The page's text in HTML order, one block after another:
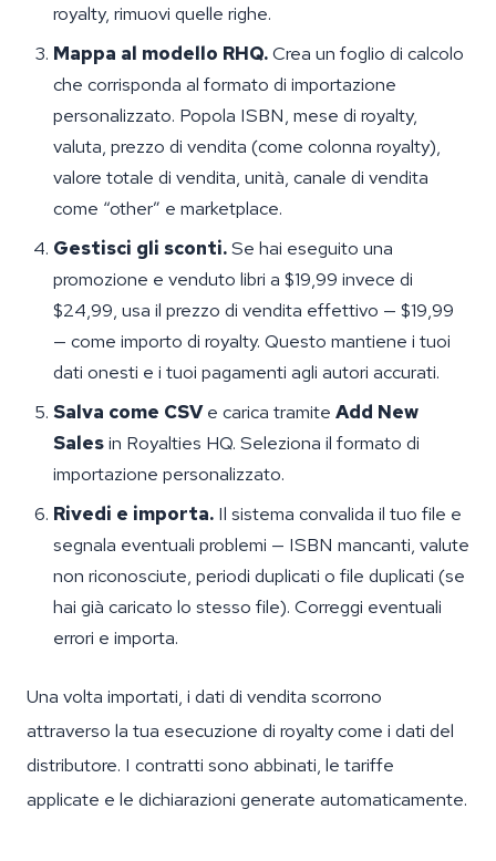
royalty, rimuovi quelle righe.
Mappa al modello RHQ.Crea un foglio di calcolo
che corrisponda al formato di importazione
personalizzato. Popola ISBN, mese di royalty,
valuta, prezzo di vendita (come colonna royalty),
valore totale di vendita, unità, canale di vendita
come “other” e marketplace.
Gestisci gli sconti.Se hai eseguito una
promozione e venduto libri a $19,99 invece di
$24,99, usa il prezzo di vendita effettivo — $19,99
— come importo di royalty. Questo mantiene i tuoi
dati onesti e i tuoi pagamenti agli autori accurati.
Salva come CSVe carica tramite Add New
Salesin Royalties HQ. Seleziona il formato di
importazione personalizzato.
Rivedi e importa. Il sistema convalida il tuo file e
segnala eventuali problemi — ISBN mancanti, valute
non riconosciute, periodi duplicati o file duplicati (se
hai già caricato lo stesso file). Correggi eventuali
errori e importa.
Una volta importati, i dati di vendita scorrono
attraverso la tua esecuzione di royalty come i dati del
distributore. I contratti sono abbinati, le tariffe
applicate e le dichiarazioni generate automaticamente.